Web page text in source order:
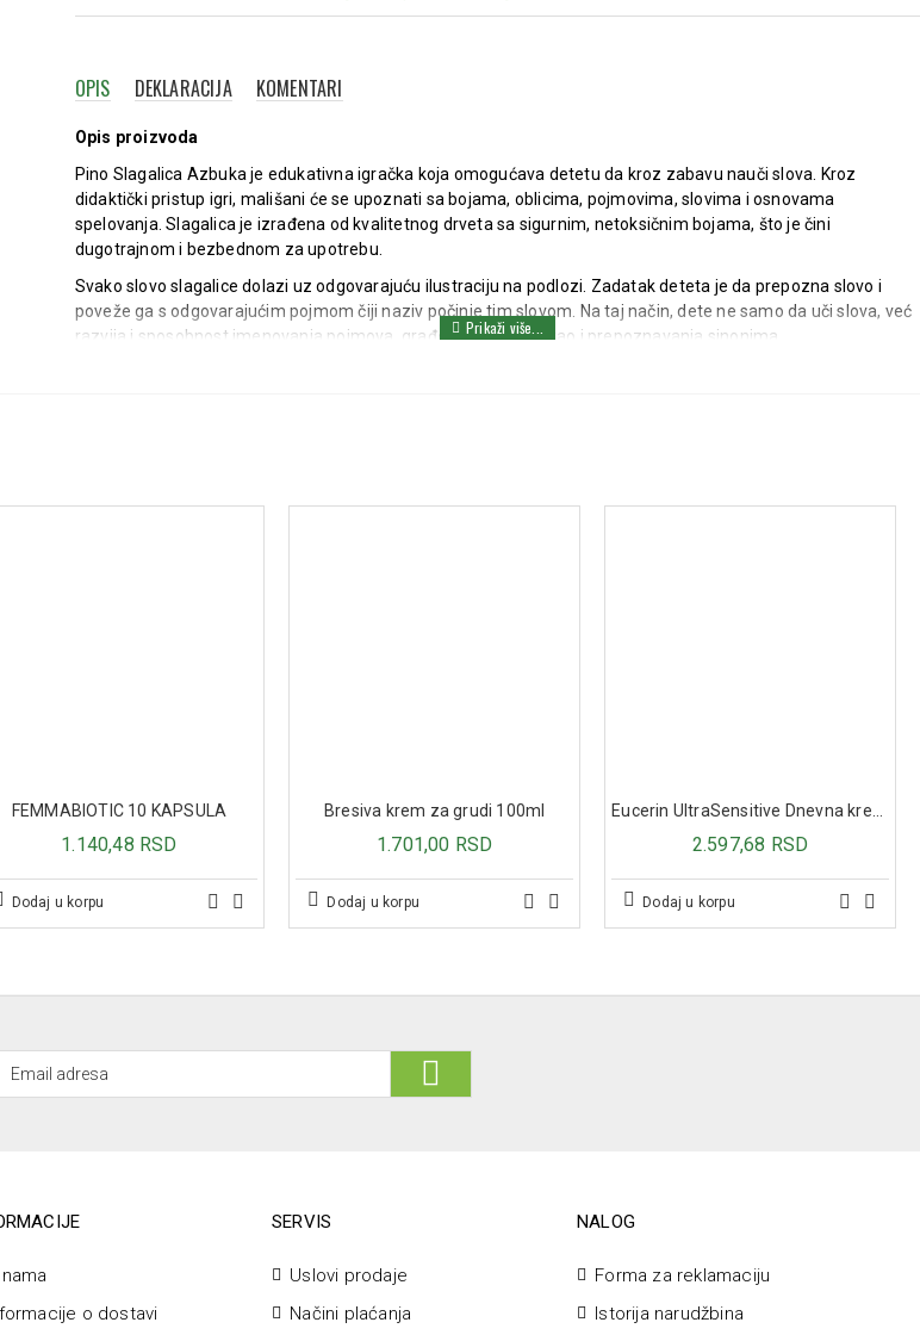
OPIS DEKLARACIJA KOMENTARI
Opis proizvoda
Pino Slagalica Azbuka je edukativna igračka koja omogućava detetu da kroz zabavu nauči slova. Kroz
didaktički pristup igri, mališani će se upoznati sa bojama, oblicima, pojmovima, slovima i osnovama
spelovanja. Slagalica je izrađena od kvalitetnog drveta sa sigurnim, netoksičnim bojama, što je čini
dugotrajnom i bezbednom za upotrebu.
Svako slovo slagalice dolazi uz odgovarajuću ilustraciju na podlozi. Zadatak deteta je da prepozna slovo i
poveže ga s odgovarajućim pojmom čiji naziv počinje tim slovom. Na taj način, dete ne samo da uči slova, već
razvija i sposobnost imenovanja pojmova, građenja rečenica, kao i prepoznavanja sinonima.
Dimenzije: 30 x 30 x 1,2 cm
FEMMABIOTIC 10 KAPSULA
1.140,48 RSD
Dodaj u korpu
Bresiva krem za grudi 100ml
1.701,00 RSD
Dodaj u korpu
2.597,68 RSD
Dodaj u korpu
o dostavi
SERVIS
Uslovi prodaje
Načini plaćanja
NALOG
Forma za reklamaciju
Istorija narudžbina